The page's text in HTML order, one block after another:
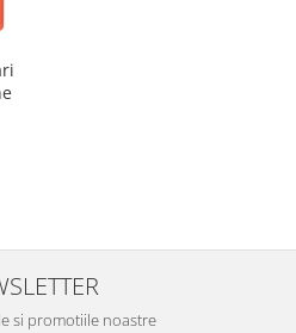
si promotiile noastre